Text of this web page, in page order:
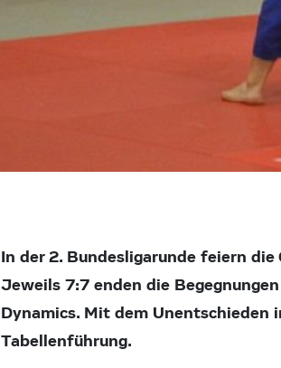
In der 2. Bundesligarunde feiern
Jeweils 7:7 enden die
Dynamics. Mit dem
Tabellenführung.